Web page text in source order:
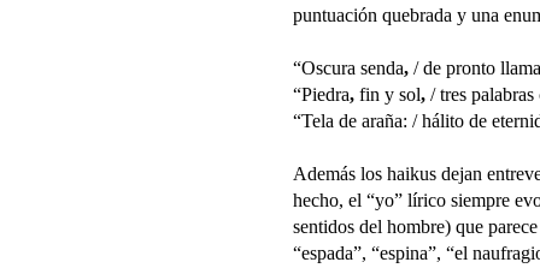
puntuación quebrada y una
“Oscura senda, / de pronto
“Piedra, fin y sol, / tres
“Tela de araña: / hálito de
Además los haikus dejan
hecho, el “yo” lírico siempre
sentidos del hombre) que
“espada”, “espina”, “el